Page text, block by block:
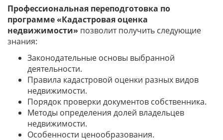
Профессиональная переподготовка по
программе «Кадастровая оценка
недвижимости» позволит получить следующие
знания:
Законодательные основы выбранной
деятельности.
Правила кадастровой оценки разных видов
недвижимости.
Порядок проверки документов собственника.
Методы определения долей владельцев
недвижимости.
Особенности ценообразования.